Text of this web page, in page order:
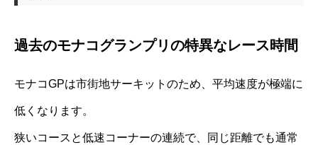
過去のモナコグランプリの特異なレース時間
モナコGPは市街地サーキットのため、平均速度が極端に
低くなります。
狭いコースと低速コーナーの連続で、同じ距離でも通常